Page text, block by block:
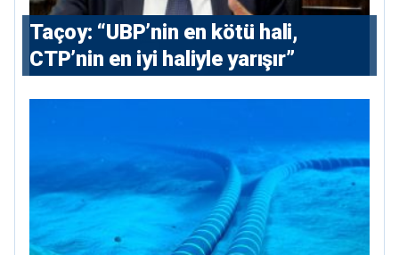
Taçoy: “UBP’nin en kötü hali,
CTP’nin en iyi haliyle yarışır”